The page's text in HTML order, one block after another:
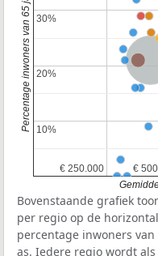
€ 250.000
€ 250.000 €
€
10%
10%
20%
20%
30%
30%
Bovenstaande grafiek
per regio op de
percentage inwoners
as. Iedere regio wordt